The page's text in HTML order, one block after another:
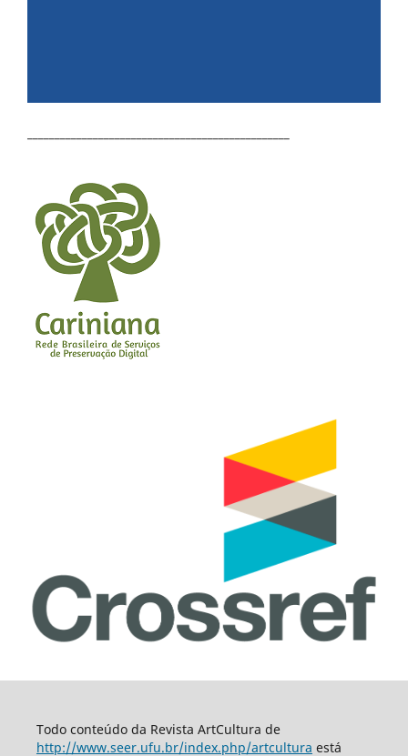
Todo conteúdo da Revista ArtCultura de
http://www.seer.ufu.br/index.php/artcultura está